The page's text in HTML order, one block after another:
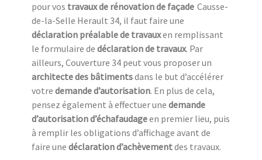
pour vos travaux de rénovation de façade Causse-
de-la-Selle Herault 34, il faut faire une
déclaration préalable de travauxen remplissant
le formulaire de déclaration de travaux. Par
ailleurs, Couverture 34 peut vous proposer un
architecte des bâtimentsdans le but d’accélérer
votre demande d’autorisation. En plus de cela,
pensez également à effectuer une demande
d’autorisation d’échafaudageen premier lieu, puis
à remplir les obligations d’affichage avant de
faire une déclaration d’achèvementdes travaux.